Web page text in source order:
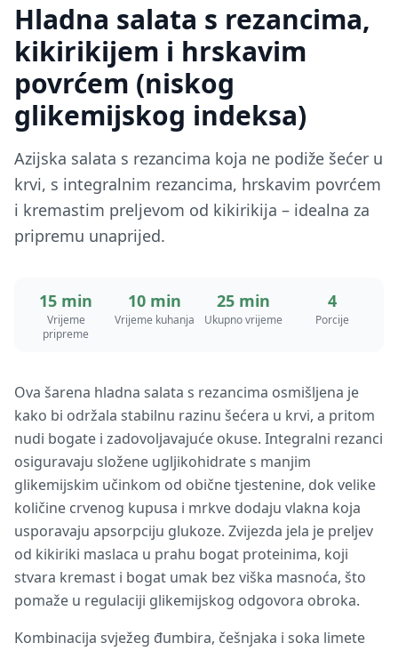
Hladna salata s rezancima,
kikirikijem i hrskavim
povrćem (niskog
glikemijskog indeksa)
Azijska salata s rezancima koja ne podiže šećer u
krvi, s integralnim rezancima, hrskavim povrćem
i kremastim preljevom od kikirikija – idealna za
pripremu unaprijed.
15 min
Vrijeme
pripreme
10 min
Vrijeme kuhanja
25 min
Ukupno vrijeme
4
Porcije
Ova šarena hladna salata s rezancima osmišljena je
kako bi održala stabilnu razinu šećera u krvi, a pritom
nudi bogate i zadovoljavajuće okuse. Integralni rezanci
osiguravaju složene ugljikohidrate s manjim
glikemijskim učinkom od obične tjestenine, dok velike
količine crvenog kupusa i mrkve dodaju vlakna koja
usporavaju apsorpciju glukoze. Zvijezda jela je preljev
od kikiriki maslaca u prahu bogat proteinima, koji
stvara kremast i bogat umak bez viška masnoća, što
pomaže u regulaciji glikemijskog odgovora obroka.
Kombinacija svježeg đumbira, češnjaka i soka limete